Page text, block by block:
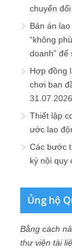
chuyển
Bản án
“không
doanh” để
Hợp đồng
chơi ban
31.07.2026
Thiết lập
ước lao
Các bước
ký nội quy
Ủng hộ
Bằng cách
thư viện tài